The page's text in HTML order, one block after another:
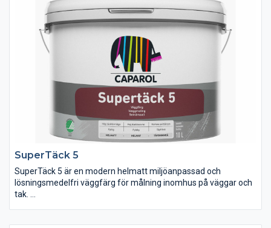
färger bland yrkesmålare och lanseringen av en förnybar
version gör att användarna nu dessutom aktivt kan bidra till en
bättre miljö genom sitt produktval. Uppskattade egenskaper
hos färgen är så kallad ”dubbel täckkraft”, vilket gör att en
strykning ofta räcker vid ommålning. Minimerad emission och
kort torktid gör att rummen snabbt kan tas i bruk efter avslutat
SuperTäck 5
SuperTäck 5 är en modern helmatt miljöanpassad och
lösningsmedelfri väggfärg för målning inomhus på väggar och
tak.